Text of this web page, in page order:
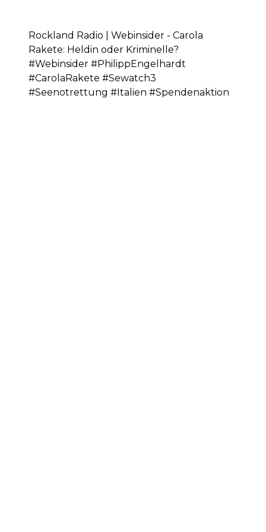
Rockland Radio | Webinsider - Carola
Rakete: Heldin oder Kriminelle?
#Webinsider #PhilippEngelhardt
#CarolaRakete #Sewatch3
#Seenotrettung #Italien #Spendenaktion